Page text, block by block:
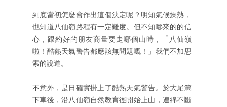
到底當初怎麼會作出這個決定呢？明知氣候燥熱，
也知道八仙嶺路程有一定難度。但不知哪來的的信
心，跟約好的朋友商量要走哪個山時，「八仙嶺
啦！酷熱天氣警告都應該無問題嘅！」我們不加思
索的說道。
不意外，是日確實掛上了酷熱天氣警告。於大尾篤
下車後，沿八仙嶺自然教育徑開始上山，連綿不斷